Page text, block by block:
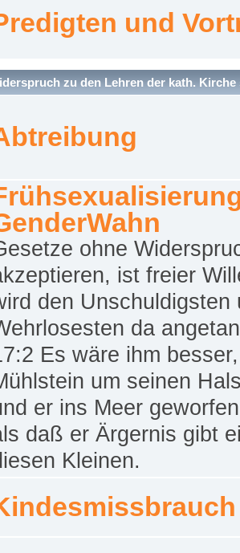
und
zu den Lehren der kath. Kirche
ohne
ist freier
den Unschuldigsten
da
Es wäre ihm
um seinen
er ins Meer
daß er Ärgernis gibt
Kleinen.